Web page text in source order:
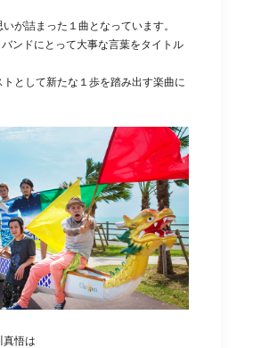
が詰まった１曲となっています。
バンドにとって大事な言葉をタイトル
として新たな１歩を踏み出す楽曲に
真悟は